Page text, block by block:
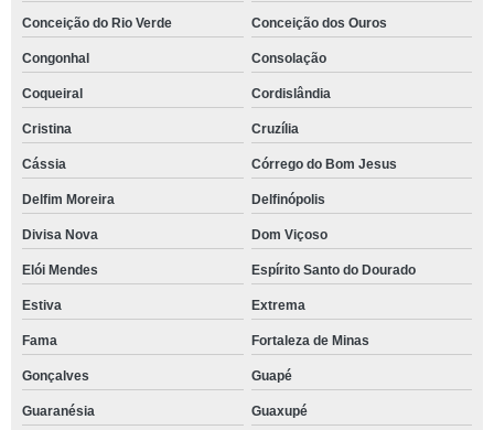
Conceição do Rio Verde Conceição dos Ouros
Congonhal Consolação
Coqueiral Cordislândia
Cristina Cruzília
Cássia Córrego do Bom Jesus
Delfim Moreira Delfinópolis
Divisa Nova Dom Viçoso
Elói Mendes Espírito Santo do Dourado
Estiva Extrema
Fama Fortaleza de Minas
Gonçalves Guapé
Guaranésia Guaxupé